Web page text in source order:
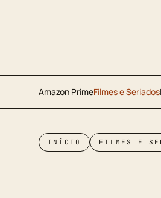
Amazon PrimeFilmes e Seriados
INÍCIO FILMES E